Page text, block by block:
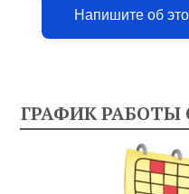
Напишите об
ГРАФИК РАБОТЫ